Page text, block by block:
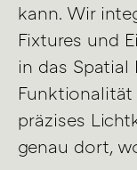
kann. Wir
Fixtures und
in das Spatial
Funktionalität
präzises
genau dort,